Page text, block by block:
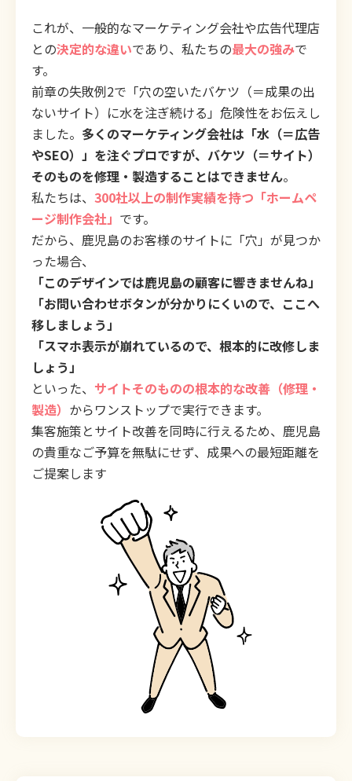
これが、一般的なマーケティング会社や広告代理店
との決定的な違いであり、私たちの最大の強みで
す。
前章の失敗例2で「穴の空いたバケツ（＝成果の出
ないサイト）に水を注ぎ続ける」危険性をお伝えし
ました。 多くのマーケティング会社は「水（＝広告
やSEO）」を注ぐプロですが、バケツ（＝サイト）
そのものを修理・製造することはできません。
私たちは、 300社以上の制作実績を持つ「ホームペ
ージ制作会社」 です。
だから、鹿児島のお客様のサイトに「穴」が見つか
った場合、
「このデザインでは鹿児島の顧客に響きませんね」
「お問い合わせボタンが分かりにくいので、ここへ
移しましょう」
「スマホ表示が崩れているので、根本的に改修しま
しょう」
といった、 サイトそのものの根本的な改善（修理・
製造） からワンストップで実行できます。
集客施策とサイト改善を同時に行えるため、鹿児島
の貴重なご予算を無駄にせず、成果への最短距離を
ご提案します